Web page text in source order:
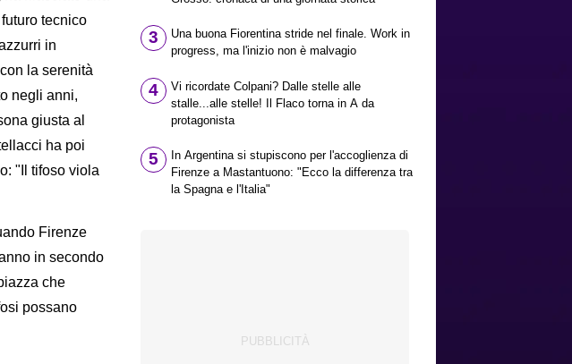
tecnico
in
la serenità
negli anni,
giusta al
ha poi
"Il tifoso viola
Firenze
in secondo
che
possano
3
Una buona Fiorentina stride nel finale. Work in
progress, ma l'inizio non è malvagio
4
Vi ricordate Colpani? Dalle stelle alle
stalle...alle stelle! Il Flaco torna in A da
protagonista
5
In Argentina si stupiscono per l'accoglienza di
Firenze a Mastantuono: "Ecco la differenza tra
la Spagna e l'Italia"